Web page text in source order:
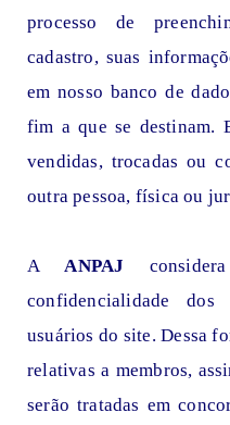
processo de
cadastro, suas
em nosso banco de
fim a que se destinam.
vendidas, trocadas ou
outra pessoa, física ou
AANPAJ
confidencialidade
usuários do site. Dessa
relativas a membros,
serão tratadas em